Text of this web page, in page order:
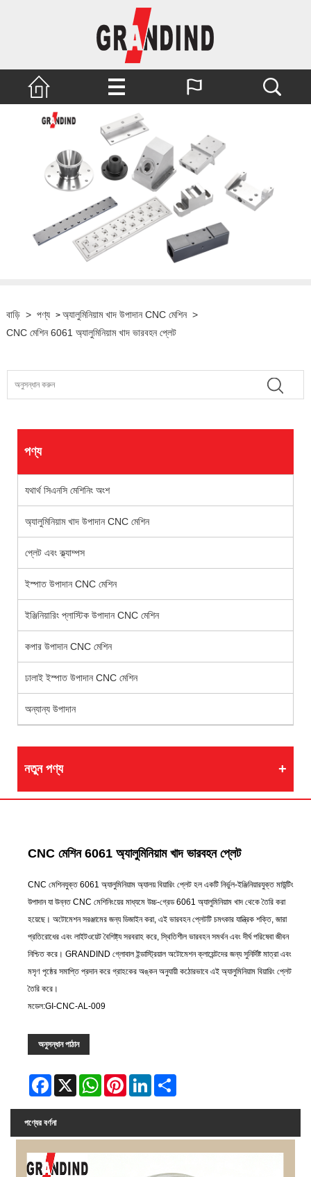
বাড়ি > পণ্য > অ্যালুমিনিয়াম খাদ উপাদান CNC মেশিন >
CNC মেশিন 6061 অ্যালুমিনিয়াম খাদ ভারবহন প্লেট
পণ্য
যথার্থ সিএনসি মেশিনিং অংশ
অ্যালুমিনিয়াম খাদ উপাদান CNC মেশিন
প্লেট এবং ক্ল্যাম্পস
ইস্পাত উপাদান CNC মেশিন
ইঞ্জিনিয়ারিং প্লাস্টিক উপাদান CNC মেশিন
কপার উপাদান CNC মেশিন
ঢালাই ইস্পাত উপাদান CNC মেশিন
অন্যান্য উপাদান
নতুন পণ্য
CNC মেশিন 6061 অ্যালুমিনিয়াম খাদ ভারবহন প্লেট
CNC মেশিনযুক্ত 6061 অ্যালুমিনিয়াম অ্যালয় বিয়ারিং প্লেট হল একটি নির্ভুল-ইঞ্জিনিয়ারযুক্ত মাউন্টিং
উপাদান যা উন্নত CNC মেশিনিংয়ের মাধ্যমে উচ্চ-গ্রেড 6061 অ্যালুমিনিয়াম খাদ থেকে তৈরি করা
হয়েছে। অটোমেশন সরঞ্জামের জন্য ডিজাইন করা, এই ভারবহন প্লেটটি চমৎকার যান্ত্রিক শক্তি, জারা
প্রতিরোধের এবং লাইটওয়েট বৈশিষ্ট্য সরবরাহ করে, স্থিতিশীল ভারবহন সমর্থন এবং দীর্ঘ পরিষেবা জীবন
নিশ্চিত করে। GRANDIND গ্লোবাল ইন্ডাস্ট্রিয়াল অটোমেশন ক্লায়েন্টদের জন্য সুনির্দিষ্ট মাত্রা এবং
মসৃণ পৃষ্ঠের সমাপ্তি প্রদান করে গ্রাহকের অঙ্কন অনুযায়ী কঠোরভাবে এই অ্যালুমিনিয়াম বিয়ারিং প্লেট
তৈরি করে।
মডেল:GI-CNC-AL-009
অনুসন্ধান পাঠান
Facebook
X WhatsAppPinterestLinkedIn
পণ্যের বর্ণনা